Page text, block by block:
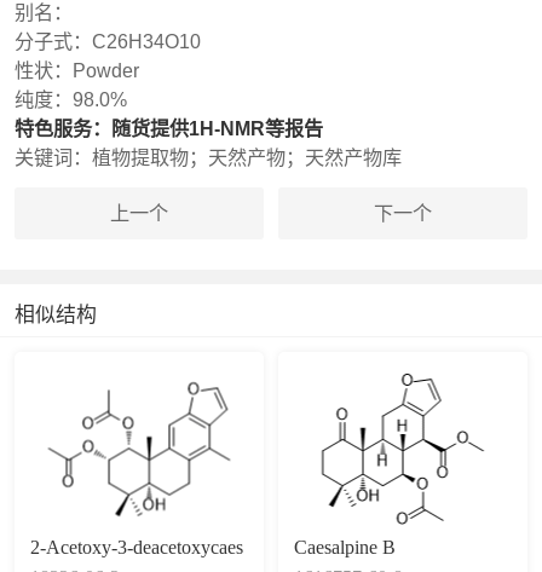
别名：
分子式：C26H34O10
性状： Powder
纯度：98.0%
特色服务：
随货提供1H-NMR等报告
关键词：植物提取物；天然产物；天然产物库
上一个 下一个
相似结构
2-Acetoxy-3-deacetoxycaes
Caesalpine B